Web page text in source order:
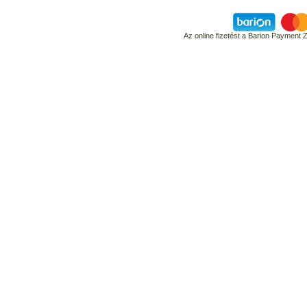
Az online fizetést a Barion Payment